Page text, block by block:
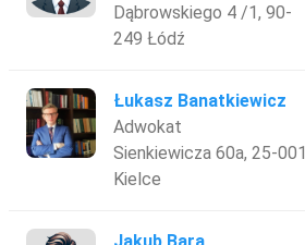
Dąbrowskiego 4 /1, 90-
249 Łódź
Łukasz Banatkiewicz
Adwokat
Sienkiewicza 60a, 25-001
Kielce